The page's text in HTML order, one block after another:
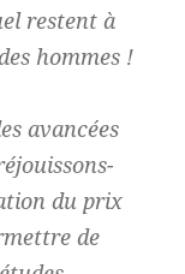
restent à
hommes !
avancées
du prix
de